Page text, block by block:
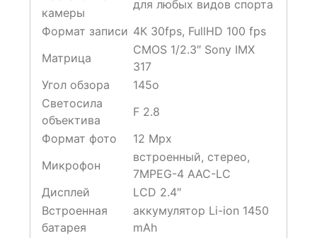
камеры
для любых видов спорта
Формат записи 4К 30fps, FullHD 100 fps
Матрица
CMOS 1/2.3″ Sony IMX
317
Угол обзора
145о
Светосила
объектива
F 2.8
Формат фото
12 Mpx
Микрофон
встроенный, стерео,
7MPEG-4 AAC-LC
Дисплей
LCD 2.4″
Встроенная
батарея
аккумулятор Li-ion 1450
mAh